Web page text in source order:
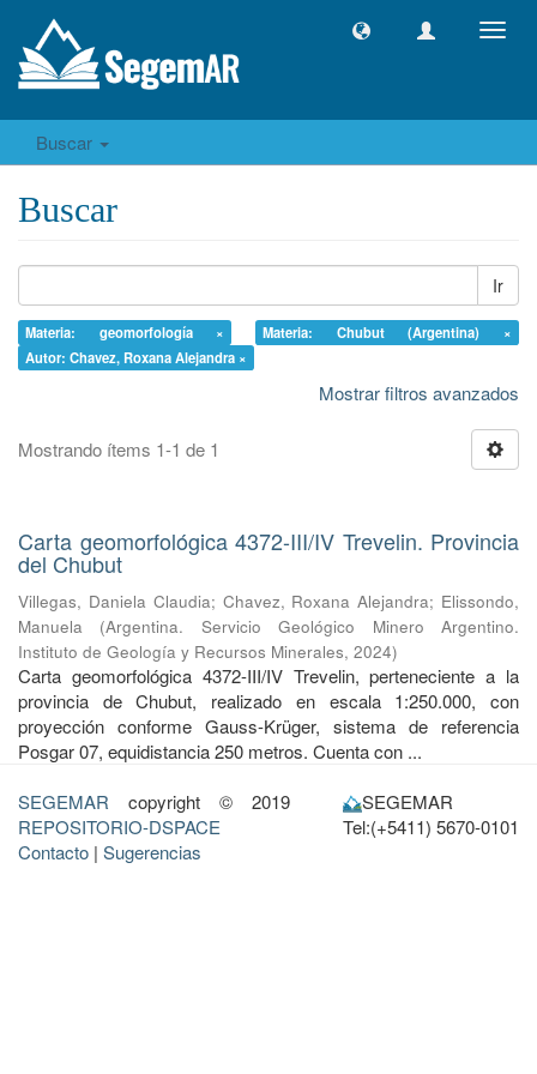
Buscar
Buscar
Ir
Materia: geomorfología ×
Materia: Chubut (Argentina) ×
Autor: Chavez, Roxana Alejandra ×
Mostrar filtros avanzados
Mostrando ítems 1-1 de 1
Carta geomorfológica 4372-III/IV Trevelin. Provincia
del Chubut
Villegas, Daniela Claudia; Chavez, Roxana Alejandra; Elissondo,
Manuela
(Argentina. Servicio Geológico Minero Argentino.
Instituto de Geología y Recursos Minerales, 2024)
Carta geomorfológica 4372-III/IV Trevelin, perteneciente a la
provincia de Chubut, realizado en escala 1:250.000, con
proyección conforme Gauss-Krüger, sistema de referencia
Posgar 07, equidistancia 250 metros. Cuenta con ...
SEGEMAR copyright © 2019
REPOSITORIO-DSPACE
Contacto | Sugerencias
SEGEMAR
Tel:(+5411) 5670-0101